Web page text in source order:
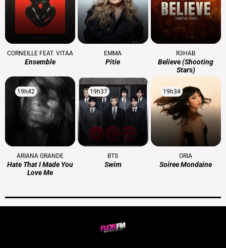
CORNEILLE FEAT. VITAA
Ensemble
EMMA
Pitie
R3HAB
Believe (shooting
Stars)
19h42
19h42
ARIANA GRANDE
Hate That I Made You
Love Me
19h37
19h37
BTS
Swim
19h34
19h34
ORIA
Soiree Mondaine